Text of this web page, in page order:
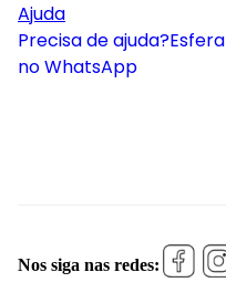
Ajuda
Precisa de ajuda?Esfera
no WhatsApp
Nos siga nas redes: